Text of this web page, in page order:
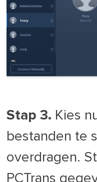
Stap 3. Kies
bestanden te
overdragen.
PCTrans